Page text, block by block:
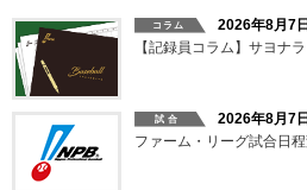
2026年8月7日
【記録員コラム】サヨナ
2026年8月7日
ファーム・リーグ試合日